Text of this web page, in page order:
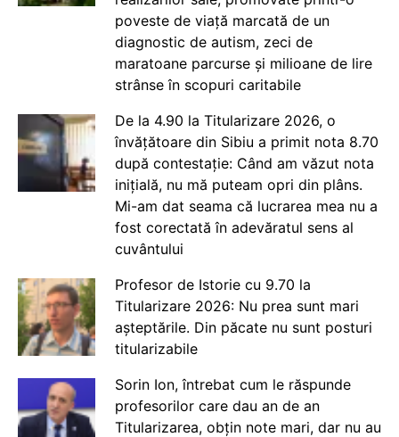
poveste de viață marcată de un
diagnostic de autism, zeci de
maratoane parcurse și milioane de lire
strânse în scopuri caritabile
De la 4.90 la Titularizare 2026, o
învățătoare din Sibiu a primit nota 8.70
după contestație: Când am văzut nota
inițială, nu mă puteam opri din plâns.
Mi-am dat seama că lucrarea mea nu a
fost corectată în adevăratul sens al
cuvântului
Profesor de Istorie cu 9.70 la
Titularizare 2026: Nu prea sunt mari
așteptările. Din păcate nu sunt posturi
titularizabile
Sorin Ion, întrebat cum le răspunde
profesorilor care dau an de an
Titularizarea, obțin note mari, dar nu au